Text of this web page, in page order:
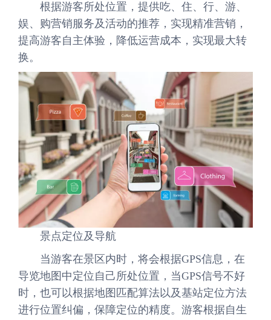
根据游客所处位置，提供吃、住、行、游、
娱、购营销服务及活动的推荐，实现精准营销，
提高游客自主体验，降低运营成本，实现最大转
换。
景点定位及导航
当游客在景区内时，将会根据GPS信息，在
导览地图中定位自己所处位置，当GPS信号不好
时，也可以根据地图匹配算法以及基站定位方法
进行位置纠偏，保障定位的精度。游客根据自生